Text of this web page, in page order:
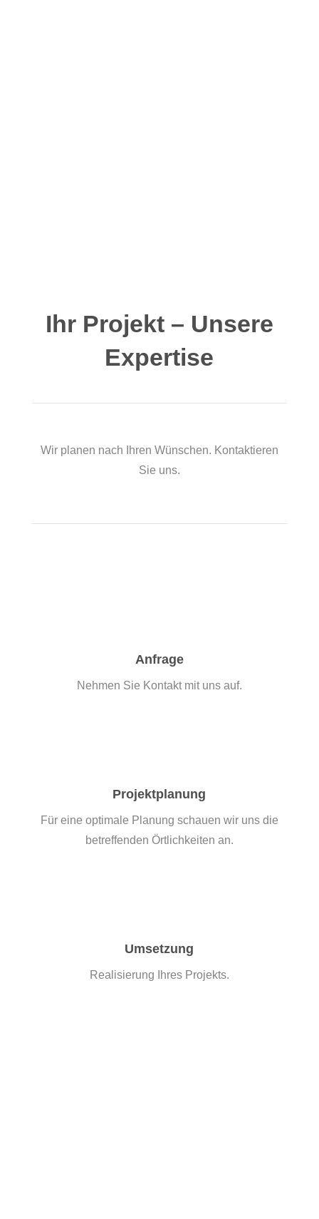
Ihr Projekt – Unsere
Expertise
Wir planen nach Ihren Wünschen. Kontaktieren
Sie uns.
Anfrage
Nehmen Sie Kontakt mit uns auf.
Projektplanung
Für eine optimale Planung schauen wir uns die
betreffenden Örtlichkeiten an.
Umsetzung
Realisierung Ihres Projekts.